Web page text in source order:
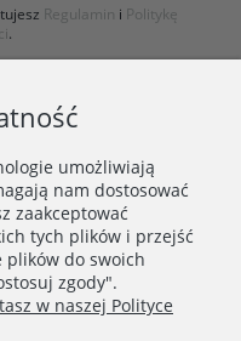
Regulamin i Politykę
.
umożliwiają
nam dostosować
zaakceptować
tych plików i przejść
plików do swoich
zgody".
w naszej Polityce